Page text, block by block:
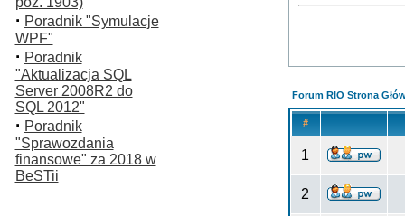
· Poradnik "Symulacje
WPF"
· Poradnik
"Aktualizacja SQL
Server 2008R2 do
SQL 2012"
· Poradnik
"Sprawozdania
finansowe" za 2018 w
BeSTii
Forum RIO Strona
#
1
2